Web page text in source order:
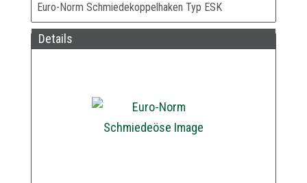
Euro-Norm Schmiedekoppelhaken Typ ESK
Details